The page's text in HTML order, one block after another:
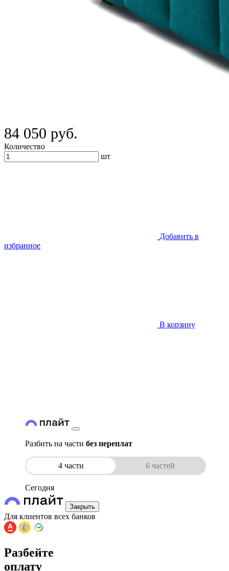
84 050 руб.
Количество
шт
Добавить в
избранное
В корзину
Разбить на части без переплат
4 части 6 частей
Сегодня
Закрыть
Для клиентов всех банков
Разбейте
оплату